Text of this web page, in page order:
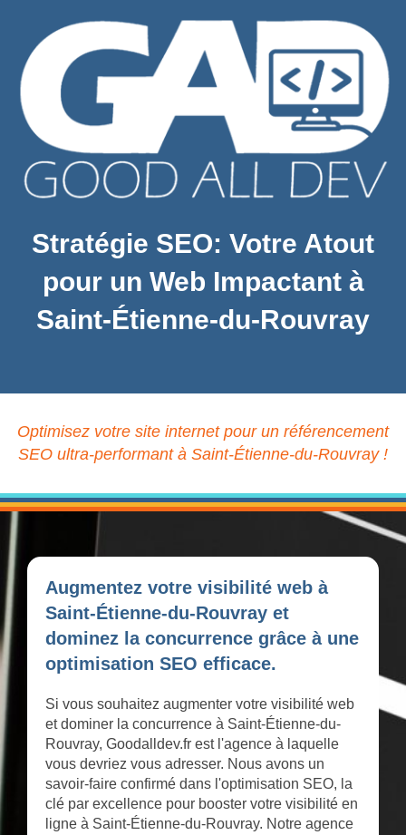
Stratégie SEO: Votre Atout
pour un Web Impactant à
Saint-Étienne-du-Rouvray
Optimisez votre site internet pour un référencement
SEO ultra-performant à Saint-Étienne-du-Rouvray !
Augmentez votre visibilité web à
Saint-Étienne-du-Rouvray et
dominez la concurrence grâce à une
optimisation SEO efficace.
Si vous souhaitez augmenter votre visibilité web
et dominer la concurrence à Saint-Étienne-du-
Rouvray, Goodalldev.fr est l'agence à laquelle
vous devriez vous adresser. Nous avons un
savoir-faire confirmé dans l'optimisation SEO, la
clé par excellence pour booster votre visibilité en
ligne à Saint-Étienne-du-Rouvray. Notre agence